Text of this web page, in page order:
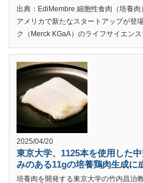
出典：EdiMembre 細胞性食肉（培養肉
アメリカで新たなスタートアップが登
ク（Merck KGaA）のライフサイエン
2025/04/20
東京大学、1125本を使用した
みのある11gの培養鶏肉生成に
培養肉を開発する東京大学の竹内昌治